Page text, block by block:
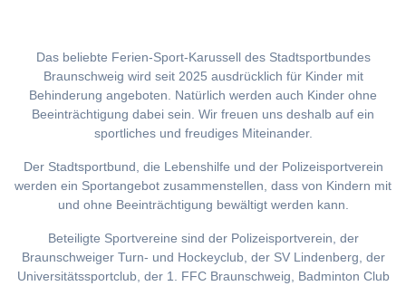
Das beliebte Ferien-Sport-Karussell des Stadtsportbundes
Braunschweig wird seit 2025 ausdrücklich für Kinder mit
Behinderung angeboten. Natürlich werden auch Kinder ohne
Beeinträchtigung dabei sein. Wir freuen uns deshalb auf ein
sportliches und freudiges Miteinander.
Der Stadtsportbund, die Lebenshilfe und der Polizeisportverein
werden ein Sportangebot zusammenstellen, dass von Kindern mit
und ohne Beeinträchtigung bewältigt werden kann.
Beteiligte Sportvereine sind der Polizeisportverein, der
Braunschweiger Turn- und Hockeyclub, der SV Lindenberg, der
Universitätssportclub, der 1. FFC Braunschweig, Badminton Club